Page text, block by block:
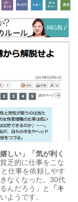
しい」「気が利く
乏的に仕事をこな
仕事を依頼しやす
なくなった。30代
んだろう」と
「 キ
ようです。